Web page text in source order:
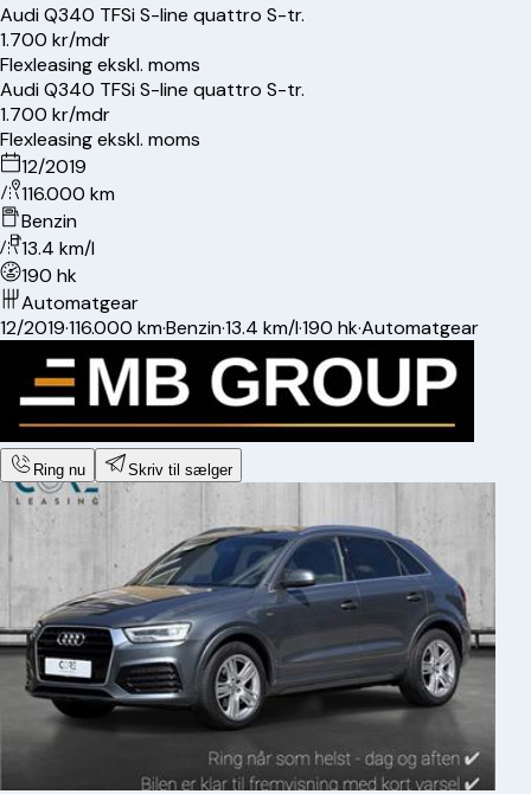
AudiQ340 TFSi S-line quattro S-tr.
1.700 kr/mdr
Flexleasing ekskl. moms
AudiQ340 TFSi S-line quattro S-tr.
1.700 kr/mdr
Flexleasing ekskl. moms
12/2019
116.000 km
Benzin
13.4 km/l
190 hk
Automatgear
12/2019·116.000 km·Benzin·13.4 km/l·190 hk·Automatgear
Ring nu Skriv til sælger